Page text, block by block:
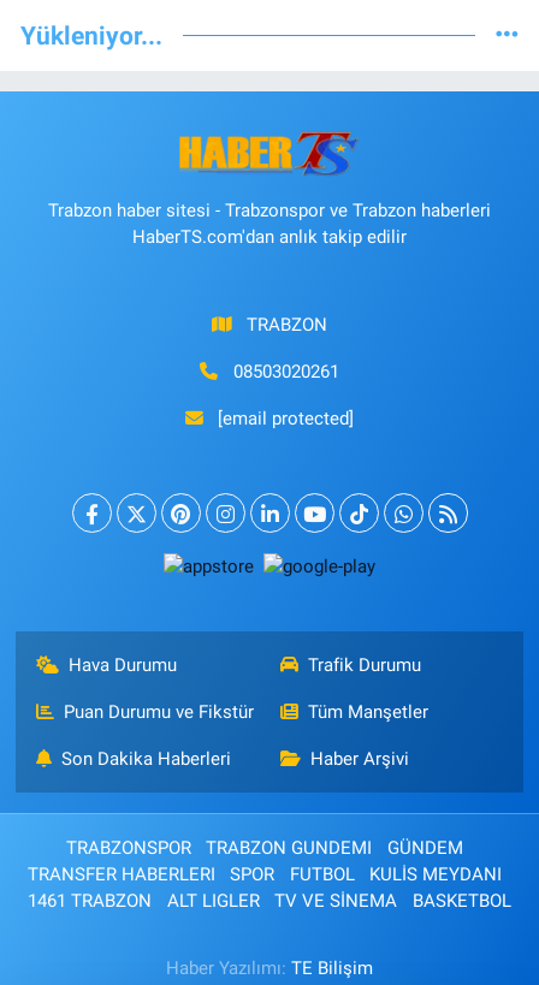
Yükleniyor...
Trabzon haber sitesi - Trabzonspor ve Trabzon haberleri
HaberTS.com'dan anlık takip edilir
TRABZON
08503020261
[email protected]
Hava Durumu Trafik Durumu
Puan Durumu ve Fikstür Tüm Manşetler
Son Dakika Haberleri Haber Arşivi
TRABZONSPOR TRABZON GUNDEMI
GÜNDEM
TRANSFER HABERLERI
SPOR FUTBOL
KULİS MEYDANI
1461 TRABZON
ALT LIGLER TV VE SİNEMA BASKETBOL
Haber Yazılımı: TE Bilişim